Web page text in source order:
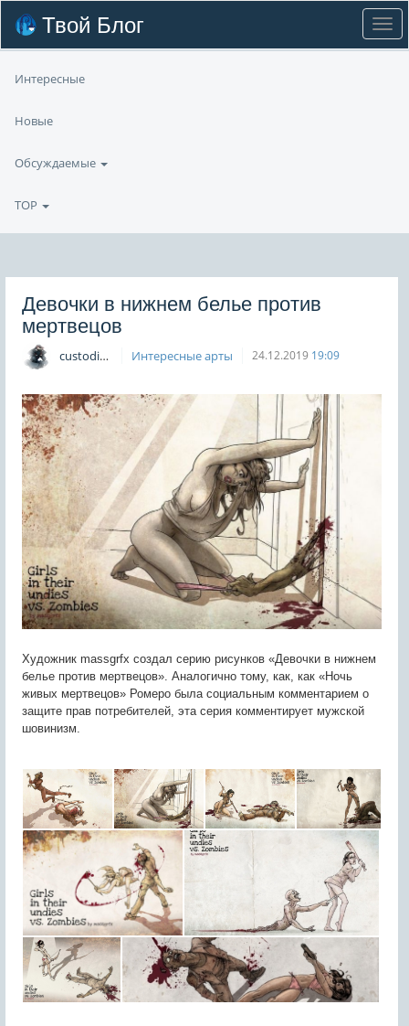
Твой Блог
Интересные
Новые
Обсуждаемые
TOP
Девочки в нижнем белье против
мертвецов
custodian Интересные арты 24.12.2019 19:09
Художник massgrfx создал серию рисунков «Девочки в нижнем
белье против мертвецов». Аналогично тому, как, как «Ночь
живых мертвецов» Ромеро была социальным комментарием о
защите прав потребителей, эта серия комментирует мужской
шовинизм.